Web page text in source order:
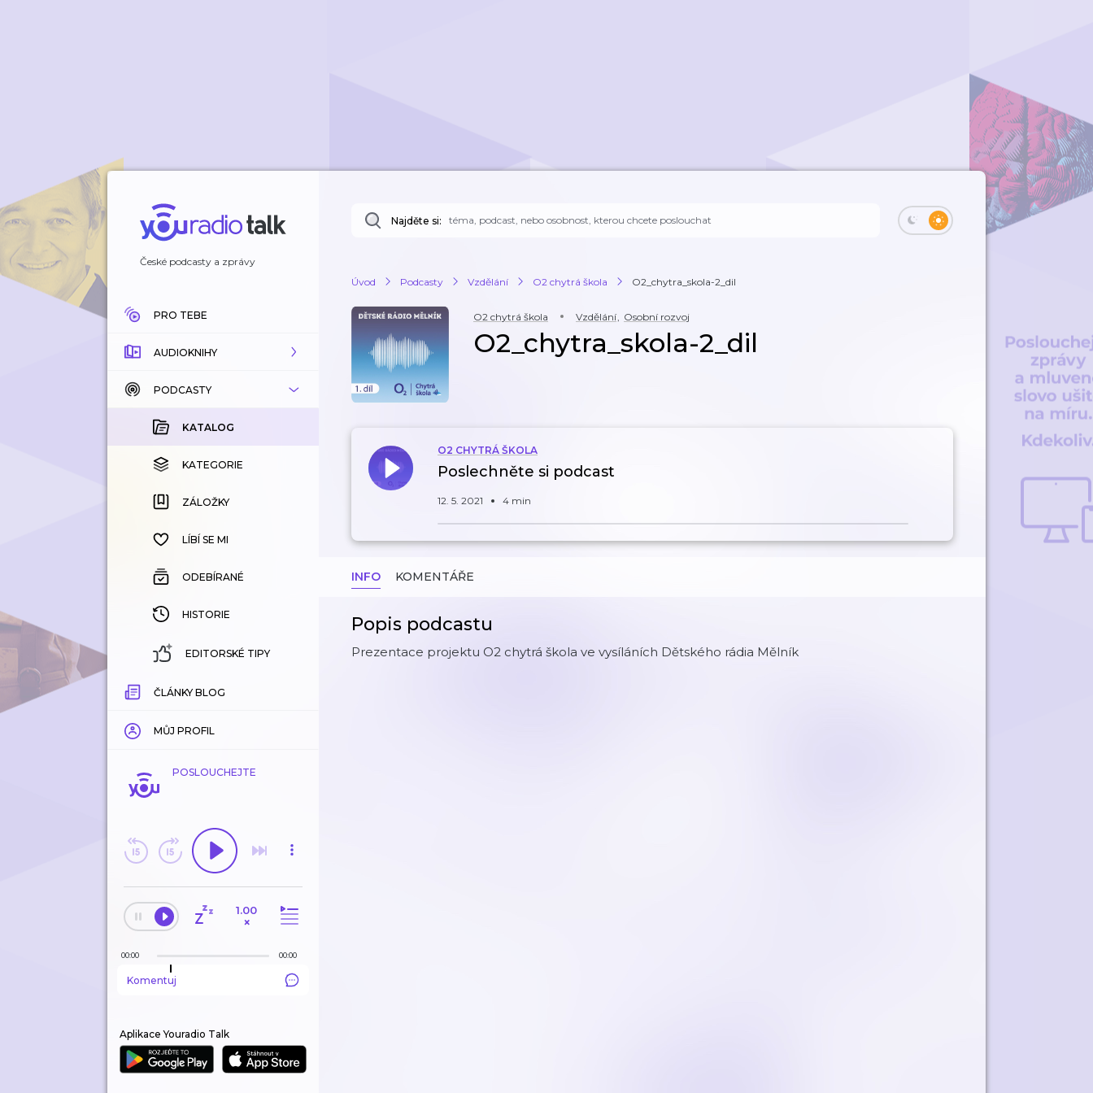
České podcasty a zprávy
PRO TEBE
AUDIOKNIHY
KATALOG
KOUPENÉ
KATEGORIE
ZÁLOŽKY
HISTORIE
PODCASTY
KATALOG
KATEGORIE
ZÁLOŽKY
LÍBÍ SE MI
ODEBÍRANÉ
HISTORIE
EDITORSKÉ TIPY
ČLÁNKY BLOG
MŮJ PROFIL
POSLOUCHEJTE
1.00
×
00:00 00:00
Komentuj
Aplikace Youradio Talk
Najděte si:
Úvod Podcasty Vzdělání O2 chytrá škola O2_chytra_skola-2_dil
O2 chytrá škola Vzdělání, Osobní rozvoj
O2_chytra_skola-2_dil
O2 CHYTRÁ ŠKOLA
Poslechněte si podcast
12. 5. 2021 4 min
INFO KOMENTÁŘE
Popis podcastu
Prezentace projektu O2 chytrá škola ve vysíláních Dětského rádia Mělník